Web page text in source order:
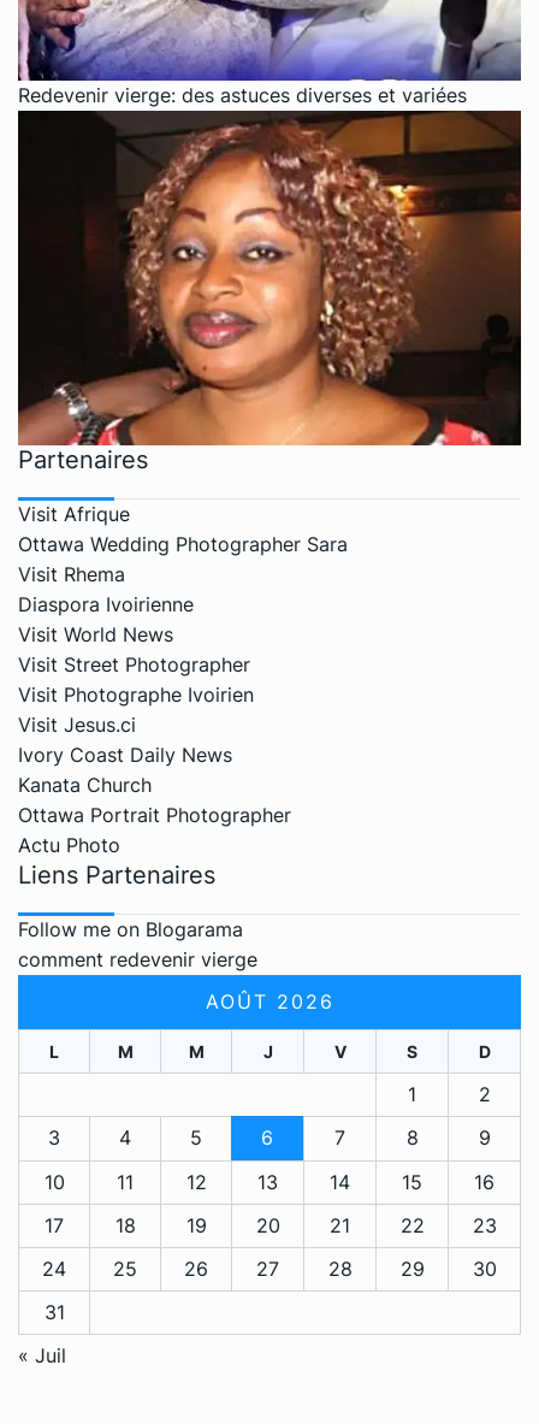
Redevenir vierge: des astuces diverses et variées
Partenaires
Visit Afrique
Ottawa Wedding Photographer Sara
Visit Rhema
Diaspora Ivoirienne
Visit World News
Visit Street Photographer
Visit Photographe Ivoirien
Visit Jesus.ci
Ivory Coast Daily News
Kanata Church
Ottawa Portrait Photographer
Actu Photo
Liens Partenaires
Follow me on Blogarama
comment redevenir vierge
AOÛT 2026
L M M J V S D
1
2
3
4 5 6 7 8
9
10
11 12 13 14 15
16
17
18 19 20 21 22
23
24
25 26 27 28 29
30
31
« Juil